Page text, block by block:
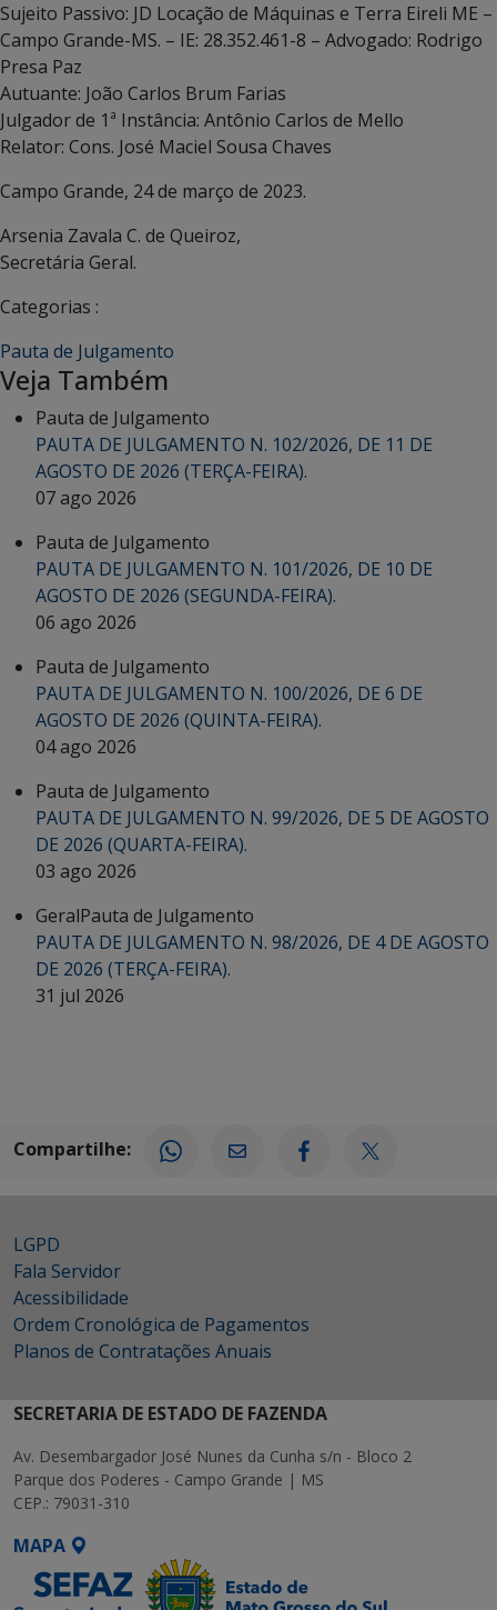
Sujeito Passivo: JD Locação de Máquinas e Terra Eireli ME –
Campo Grande-MS. – IE: 28.352.461-8 – Advogado: Rodrigo
Presa Paz
Autuante: João Carlos Brum Farias
Julgador de 1ª Instância: Antônio Carlos de Mello
Relator: Cons. José Maciel Sousa Chaves
Campo Grande, 24 de março de 2023.
Arsenia Zavala C. de Queiroz,
Secretária Geral.
Categorias :
Pauta de Julgamento
Veja Também
Pauta de Julgamento
PAUTA DE JULGAMENTO N. 102/2026, DE 11 DE
AGOSTO DE 2026 (TERÇA-FEIRA).
07 ago 2026
Pauta de Julgamento
PAUTA DE JULGAMENTO N. 101/2026, DE 10 DE
AGOSTO DE 2026 (SEGUNDA-FEIRA).
06 ago 2026
Pauta de Julgamento
PAUTA DE JULGAMENTO N. 100/2026, DE 6 DE
AGOSTO DE 2026 (QUINTA-FEIRA).
04 ago 2026
Pauta de Julgamento
PAUTA DE JULGAMENTO N. 99/2026, DE 5 DE AGOSTO
DE 2026 (QUARTA-FEIRA).
03 ago 2026
GeralPauta de Julgamento
PAUTA DE JULGAMENTO N. 98/2026, DE 4 DE AGOSTO
DE 2026 (TERÇA-FEIRA).
31 jul 2026
Compartilhe:
LGPD
Fala Servidor
Acessibilidade
Ordem Cronológica de Pagamentos
Planos de Contratações Anuais
SECRETARIA DE ESTADO DE FAZENDA
Av. Desembargador José Nunes da Cunha s/n - Bloco 2
Parque dos Poderes - Campo Grande | MS
CEP.: 79031-310
MAPA